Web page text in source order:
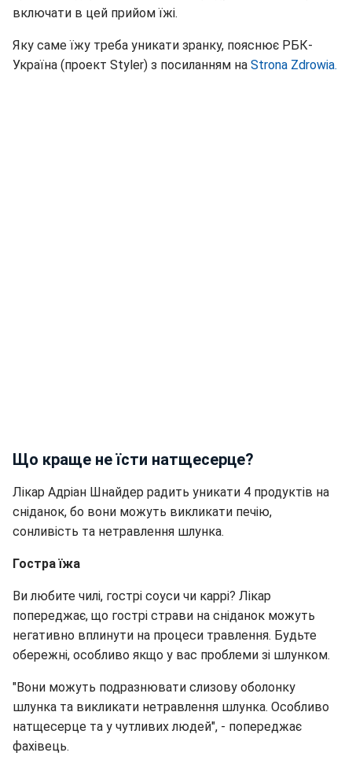
включати в цей прийом їжі.
Яку саме їжу треба уникати зранку, пояснює РБК-
Україна (проект Styler) з посиланням на Strona Zdrowia.
Що краще не їсти натщесерце?
Лікар Адріан Шнайдер радить уникати 4 продуктів на
сніданок, бо вони можуть викликати печію,
сонливість та нетравлення шлунка.
Гостра їжа
Ви любите чилі, гострі соуси чи каррі? Лікар
попереджає, що гострі страви на сніданок можуть
негативно вплинути на процеси травлення. Будьте
обережні, особливо якщо у вас проблеми зі шлунком.
"Вони можуть подразнювати слизову оболонку
шлунка та викликати нетравлення шлунка. Особливо
натщесерце та у чутливих людей", - попереджає
фахівець.